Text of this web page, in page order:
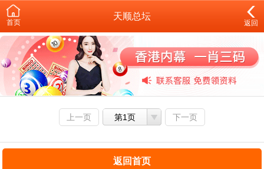
首页
天顺总坛
返回
上一页 第1页 下一页
返回首页